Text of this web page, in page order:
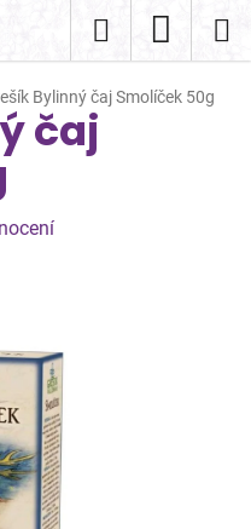
Hledat
KOŠÍK
Bylinný čaj Smolíček 50g
čaj